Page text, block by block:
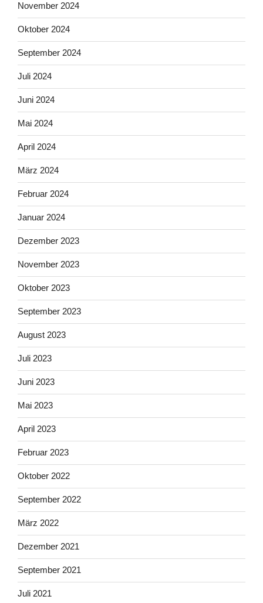
November 2024
Oktober 2024
September 2024
Juli 2024
Juni 2024
Mai 2024
April 2024
März 2024
Februar 2024
Januar 2024
Dezember 2023
November 2023
Oktober 2023
September 2023
August 2023
Juli 2023
Juni 2023
Mai 2023
April 2023
Februar 2023
Oktober 2022
September 2022
März 2022
Dezember 2021
September 2021
Juli 2021